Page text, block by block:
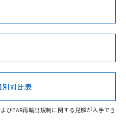
例
Cd Cr(VI)
No No
の規格認証/適合状況ページへ
らのページからご検索ください
対比表
びEAR再輸出規制に関する見解が入手でき